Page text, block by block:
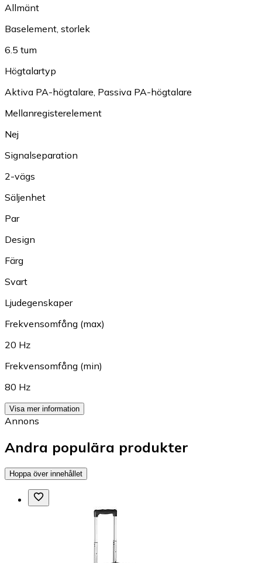
Allmänt
Baselement, storlek
6.5 tum
Högtalartyp
Aktiva PA-högtalare Passiva PA-högtalare
Mellanregisterelement
Nej
Signalseparation
2-vägs
Säljenhet
Par
Design
Färg
Svart
Ljudegenskaper
Frekvensomfång (max)
20 Hz
Frekvensomfång (min)
80 Hz
Visa mer information
Annons
Andra populära produkter
Hoppa över innehållet